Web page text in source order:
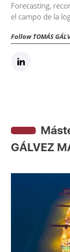
Forecasting,
el campo de la
Follow TOMÁS
GÁLVEZ